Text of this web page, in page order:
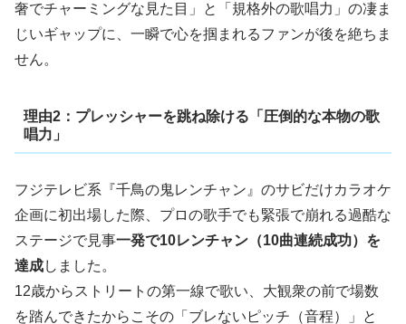
奢でチャーミングな見た目」と「規格外の歌唱力」の凄ま
じいギャップに、一瞬で心を掴まれるファンが後を絶ちま
せん。
理由2：プレッシャーを跳ね除ける「圧倒的な本物の歌
唱力」
フジテレビ系『千鳥の鬼レンチャン』のサビだけカラオケ
企画に初出場した際、プロの歌手でも緊張で崩れる過酷な
ステージで見事一発で10レンチャン（10曲連続成功）を
達成しました。
12歳からストリートの第一線で歌い、大観衆の前で場数
を踏んできたからこその「ブレないピッチ（音程）」と